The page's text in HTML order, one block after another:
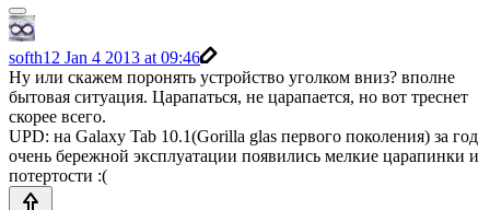
softh12 Jan 4 2013 at 09:46
Ну или скажем поронять устройство уголком вниз? вполне
бытовая ситуация. Царапаться, не царапается, но вот треснет
скорее всего.
UPD: на Galaxy Tab 10.1(Gorilla glas первого поколения) за год
очень бережной эксплуатации появились мелкие царапинки и
потертости :(